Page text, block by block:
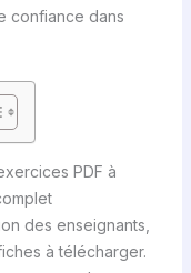
confiance dans
PDF à
des enseignants,
à télécharger.